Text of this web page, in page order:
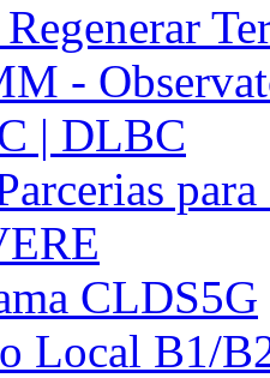
-
| DLBC
CLDS5G
Local B1/